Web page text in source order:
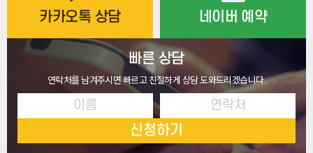
카카오톡 상담 네이버 예약
빠른 상담
연락처를 남겨주시면 빠르고 친절하게 상담 도와드리겠습니다.
신청하기